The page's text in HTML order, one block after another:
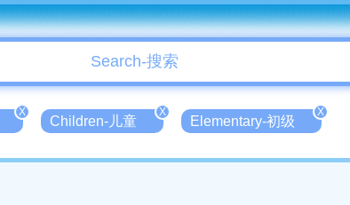
X
Children-儿童
X
Elementary-初级
X